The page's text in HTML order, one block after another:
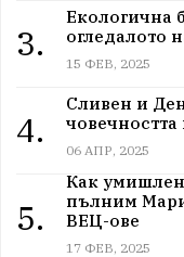
3.
Екологична
огледалото
15 ФЕВ, 2025
4.
Сливен и
06 АПР, 2025
5.
Как
пълним
ВЕЦ-ове
17 ФЕВ, 2025